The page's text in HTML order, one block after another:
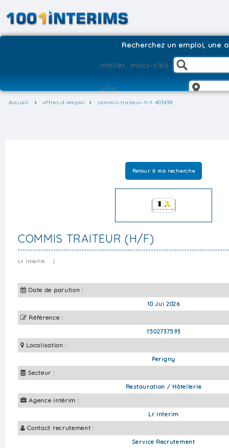
Recherchez un emploi, une
Accueil offres-d-emploi commis-traiteur-h-f-403438
Retour à ma recherche
COMMIS TRAITEUR (H/F)
Lr Interim |
Date de parution :
10 Jui 2026
Référence :
1502737593
Localisation :
Perigny
Secteur :
Restauration / Hôtellerie
Agence intérim :
Lr Interim
Contact recrutement :
Service Recrutement